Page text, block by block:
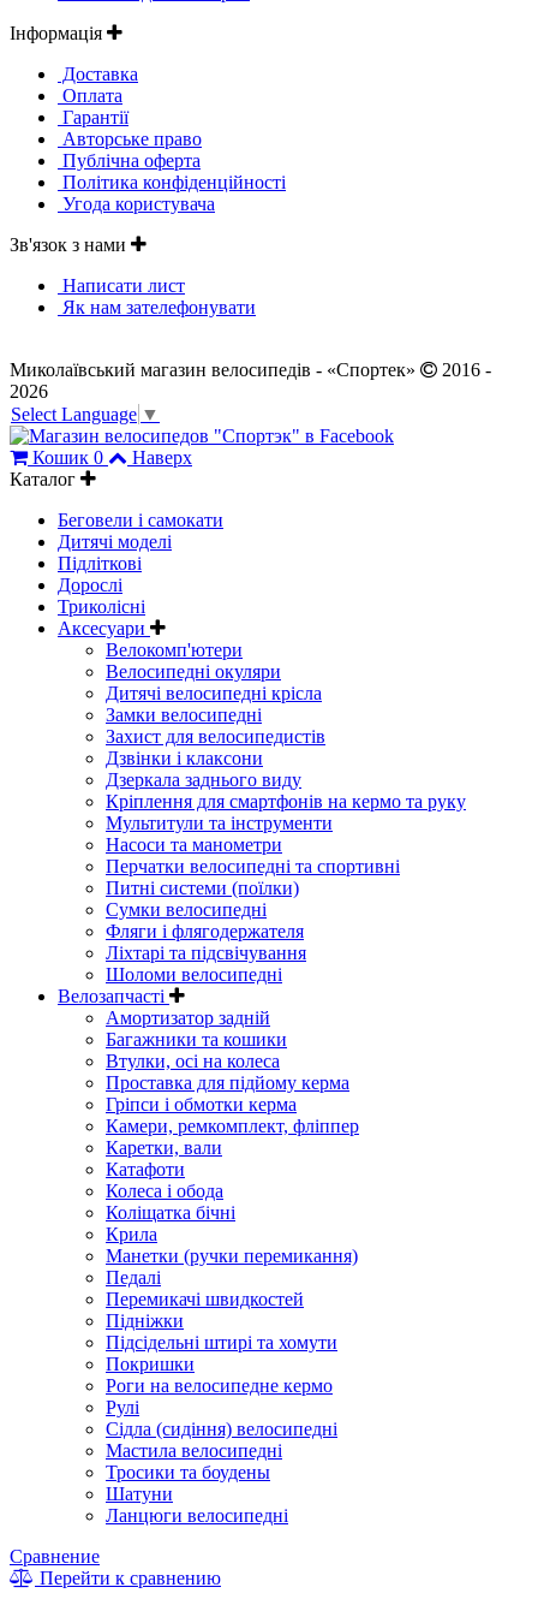
Інформація
Доставка
Оплата
Гарантії
Авторське право
Публічна оферта
Політика конфіденційності
Угода користувача
Зв'язок з нами
Написати лист
Як нам зателефонувати
Миколаївський магазин велосипедів - «Спортек»
2016 -
2026
Select Language ▼
Кошик 0
Наверх
Каталог
Беговели і самокати
Дитячі моделі
Підліткові
Дорослі
Триколісні
Аксесуари
Велокомп'ютери
Велосипедні окуляри
Дитячі велосипедні крісла
Замки велосипедні
Захист для велосипедистів
Дзвінки і клаксони
Дзеркала заднього виду
Кріплення для смартфонів на кермо та руку
Мультитули та інструменти
Насоси та манометри
Перчатки велосипедні та спортивні
Питні системи (поїлки)
Сумки велосипедні
Фляги і флягодержателя
Ліхтарі та підсвічування
Шоломи велосипедні
Велозапчасті
Амортизатор задній
Багажники та кошики
Втулки, осі на колеса
Проставка для підйому керма
Гріпси і обмотки керма
Камери, ремкомплект, фліппер
Каретки, вали
Катафоти
Колеса і обода
Коліщатка бічні
Крила
Манетки (ручки перемикання)
Педалі
Перемикачі швидкостей
Підніжки
Підсідельні штирі та хомути
Покришки
Роги на велосипедне кермо
Рулі
Сідла (сидіння) велосипедні
Мастила велосипедні
Тросики та боудены
Шатуни
Ланцюги велосипедні
Сравнение
Перейти к сравнению